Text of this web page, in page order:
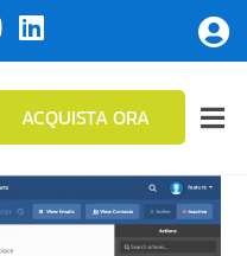
ACQUISTA ORA